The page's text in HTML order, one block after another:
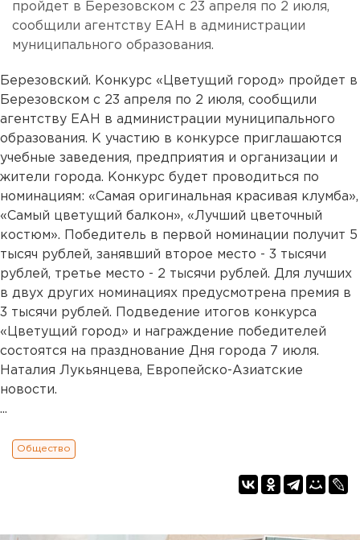
пройдет в Березовском с 23 апреля по 2 июля,
сообщили агентству ЕАН в администрации
муниципального образования.
Березовский. Конкурс «Цветущий город» пройдет в
Березовском с 23 апреля по 2 июля, сообщили
агентству ЕАН в администрации муниципального
образования. К участию в конкурсе приглашаются
учебные заведения, предприятия и организации и
жители города. Конкурс будет проводиться по
номинациям: «Самая оригинальная красивая клумба»,
«Самый цветущий балкон», «Лучший цветочный
костюм». Победитель в первой номинации получит 5
тысяч рублей, занявший второе место - 3 тысячи
рублей, третье место - 2 тысячи рублей. Для лучших
в двух других номинациях предусмотрена премия в
3 тысячи рублей. Подведение итогов конкурса
«Цветущий город» и награждение победителей
состоятся на празднование Дня города 7 июля.
Наталия Лукьянцева, Европейско-Азиатские
новости.
...
Общество